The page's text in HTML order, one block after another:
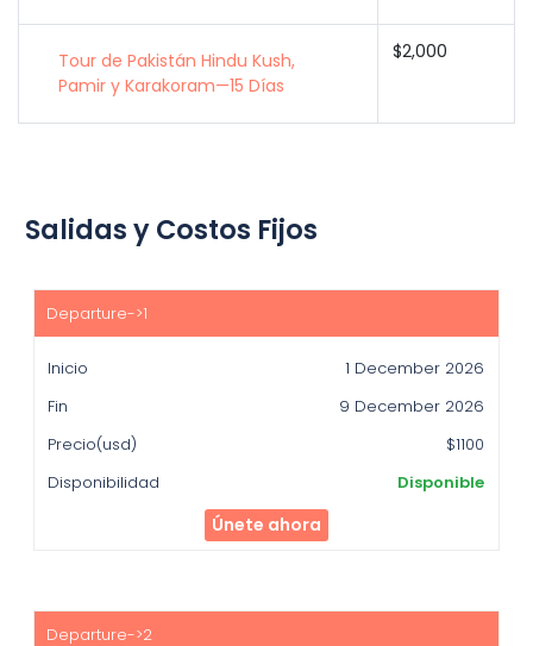
Tour de Pakistán Hindu Kush,
Pamir y Karakoram—15 Días
$2,000
Salidas y Costos Fijos
Inicio
Disponibilidad
1 December 2026
9 December 2026
$1100
Disponible
Únete ahora